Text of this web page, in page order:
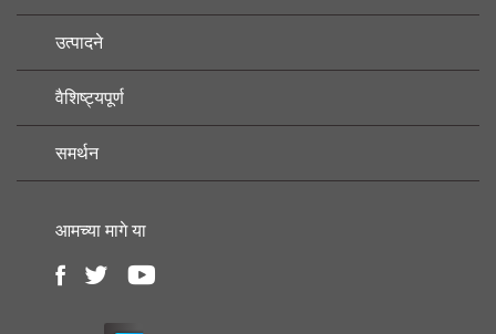
उत्पादने
वैशिष्ट्यपूर्ण
समर्थन
आमच्या मागे या